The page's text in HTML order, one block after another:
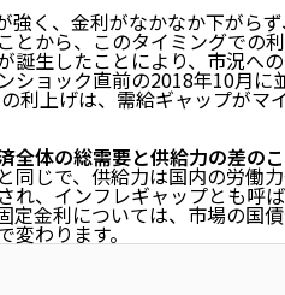
強く、金利がなかなか下がら
から、このタイミングでの利
誕生したことにより、市況へ
ショック直前の2018年10月に
利上げは、需給ギャップがマ
全体の総需要と供給力の差の
同じで、供給力は国内の労働
、インフレギャップとも呼ば
定金利については、市場の国
わります。